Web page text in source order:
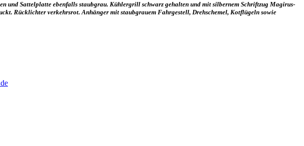
Sattelplatte ebenfalls staubgrau. Kühlergrill schwarz gehalten und mit silbernem Schriftzug Magirus-
Rücklichter verkehrsrot. Anhänger mit staubgrauem Fahrgestell, Drehschemel, Kotflügeln sowie